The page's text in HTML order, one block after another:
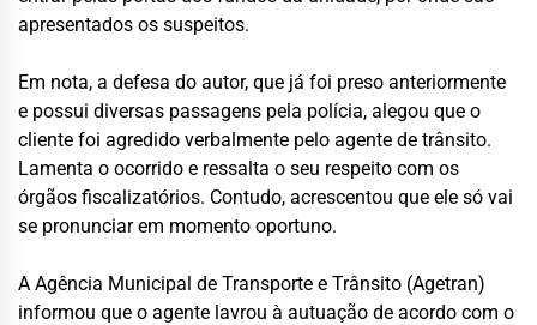
apresentados os suspeitos.
Em nota, a defesa do autor, que já foi preso anteriormente
e possui diversas passagens pela polícia, alegou que o
cliente foi agredido verbalmente pelo agente de trânsito.
Lamenta o ocorrido e ressalta o seu respeito com os
órgãos fiscalizatórios. Contudo, acrescentou que ele só vai
se pronunciar em momento oportuno.
A Agência Municipal de Transporte e Trânsito (Agetran)
informou que o agente lavrou à autuação de acordo com o